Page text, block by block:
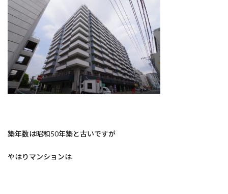
築年数は昭和50年築と古いですが
やはりマンションは